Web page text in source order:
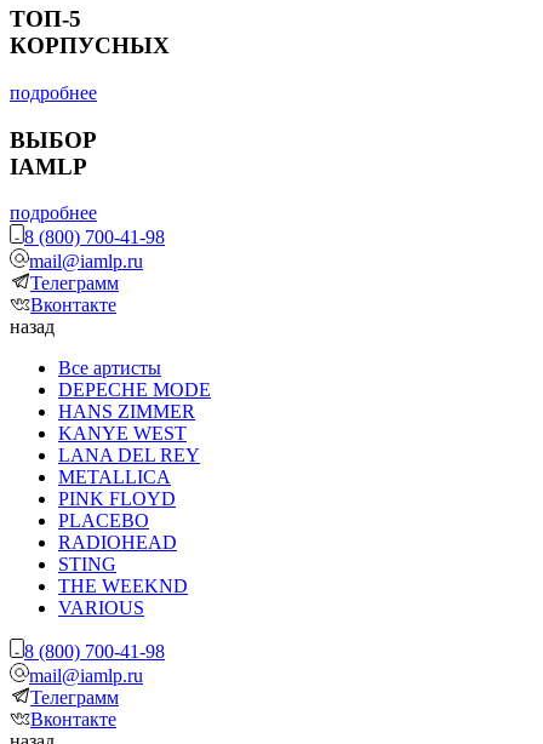
ТОП-5
КОРПУСНЫХ
подробнее
ВЫБОР
IAMLP
подробнее
8 (800) 700-41-98
mail@iamlp.ru
Телеграмм
Вконтакте
назад
Все артисты
DEPECHE MODE
HANS ZIMMER
KANYE WEST
LANA DEL REY
METALLICA
PINK FLOYD
PLACEBO
RADIOHEAD
STING
THE WEEKND
VARIOUS
8 (800) 700-41-98
mail@iamlp.ru
Телеграмм
Вконтакте